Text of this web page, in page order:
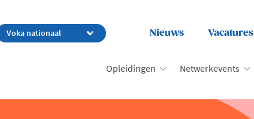
Nieuws Vacatures
Opleidingen Netwerkevents